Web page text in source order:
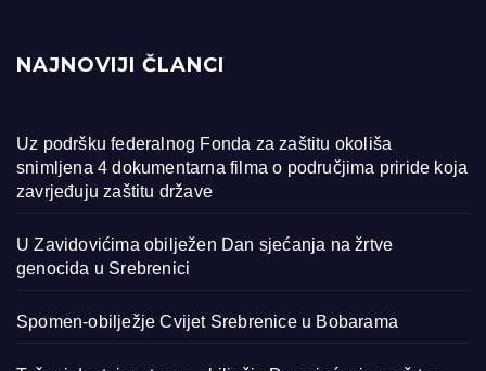
NAJNOVIJI ČLANCI
Uz podršku federalnog Fonda za zaštitu okoliša
snimljena 4 dokumentarna filma o područjima priride koja
zavrjeđuju zaštitu države
U Zavidovićima obilježen Dan sjećanja na žrtve
genocida u Srebrenici
Spomen-obilježje Cvijet Srebrenice u Bobarama